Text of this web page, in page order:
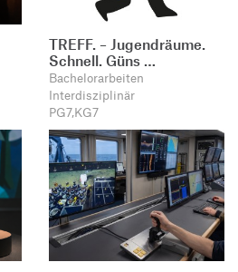
TREFF. – Jugendräume.
Schnell. Güns …
Bachelorarbeiten
Interdisziplinär
PG7,KG7